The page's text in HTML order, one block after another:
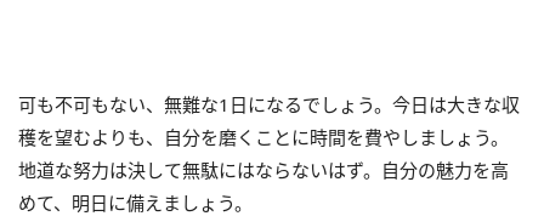
可も不可もない、無難な1日になるでしょう。今日は大きな収
穫を望むよりも、自分を磨くことに時間を費やしましょう。
地道な努力は決して無駄にはならないはず。自分の魅力を高
めて、明日に備えましょう。